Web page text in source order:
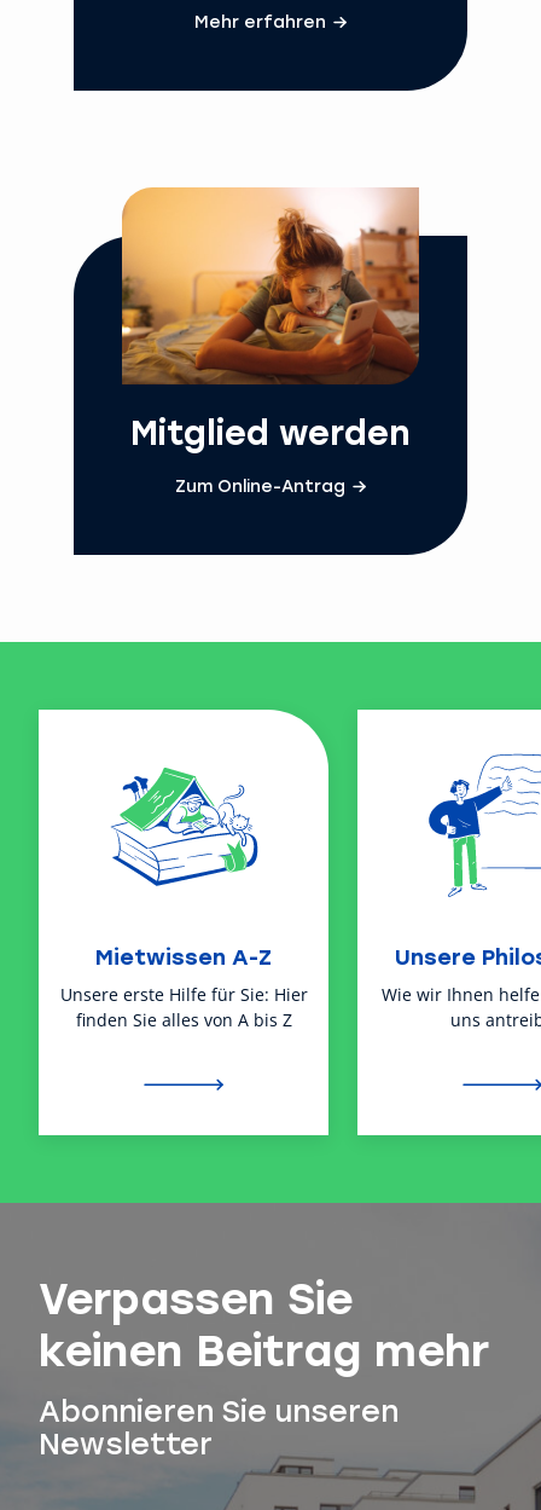
Mehr erfahren
Mitglied werden
Zum Online-Antrag
Mietwissen A-Z
Unsere erste Hilfe für Sie: Hier
finden Sie alles von A bis Z
Unsere
Wie wir Ihnen
uns
Verpassen Sie
keinen Beitrag mehr
Abonnieren Sie unseren
Newsletter